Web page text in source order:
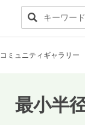
コミュニティギャラリー
最小半